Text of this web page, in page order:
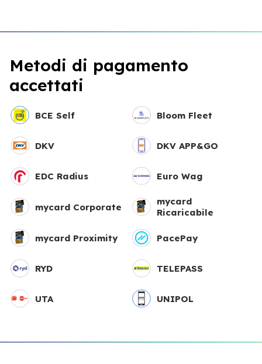
Metodi di pagamento
accettati
BCE Self Bloom Fleet
DKV DKV APP&GO
EDC Radius Euro Wag
mycard Corporate
mycard
Ricaricabile
mycard Proximity PacePay
RYD TELEPASS
UTA UNIPOL